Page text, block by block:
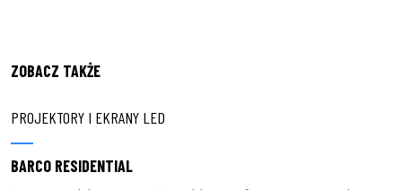
ZOBACZ TAKŻE
PROJEKTORY I EKRANY LED
BARCO RESIDENTIAL